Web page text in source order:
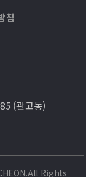
침
(관고동)
Rights